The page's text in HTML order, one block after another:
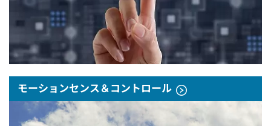
モーションセンス＆コントロール